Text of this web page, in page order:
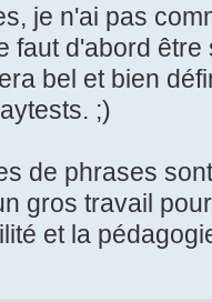
je n'ai pas
faut d'abord
bel et bien
;)
de phrases
gros travail
et la